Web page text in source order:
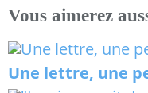
Vous aimerez
Une lettre, une